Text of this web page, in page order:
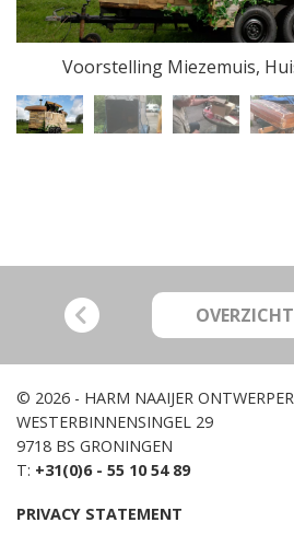
Voorstelling Miezemuis,
OVERZICHT
© 2026 - HARM NAAIJER ONTWERPER
WESTERBINNENSINGEL 29
9718 BS GRONINGEN
T: +31(0)6 - 55 10 54 89
PRIVACY STATEMENT